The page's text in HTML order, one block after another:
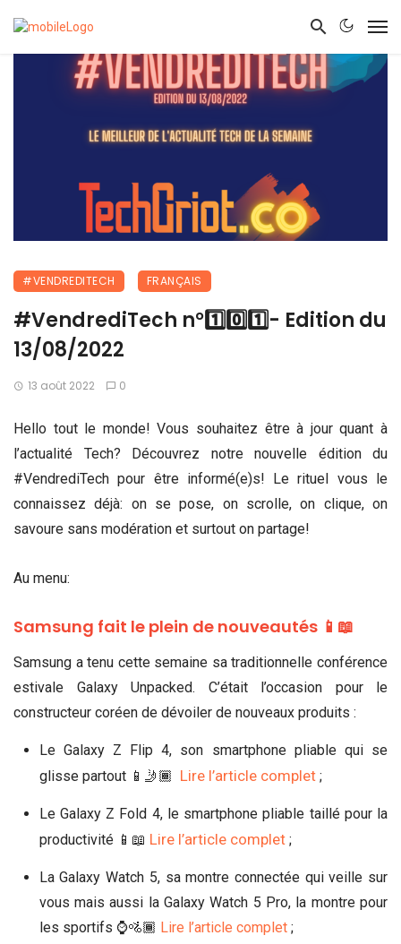
#VENDREDITECH FRANÇAIS
#VendrediTech n°1️⃣0️⃣1️⃣- Edition du
13/08/2022
13 août 2022 0
Hello tout le monde! Vous souhaitez être à jour quant à
l’actualité Tech? Découvrez notre nouvelle édition du
#VendrediTech pour être informé(e)s! Le rituel vous le
connaissez déjà: on se pose, on scrolle, on clique, on
savoure sans modération et surtout on partage!
Au menu:
Samsung fait le plein de nouveautés 📱📖
Samsung a tenu cette semaine sa traditionnelle conférence
estivale Galaxy Unpacked. C’était l’occasion pour le
constructeur coréen de dévoiler de nouveaux produits :
Le Galaxy Z Flip 4, son smartphone pliable qui se
glisse partout 📱🤳🏾 Lire l’article complet;
Le Galaxy Z Fold 4, le smartphone pliable taillé pour la
productivité 📱📖 Lire l’article complet;
La Galaxy Watch 5, sa montre connectée qui veille sur
vous mais aussi la Galaxy Watch 5 Pro, la montre pour
les sportifs ⌚🚵🏾 Lire l’article complet;